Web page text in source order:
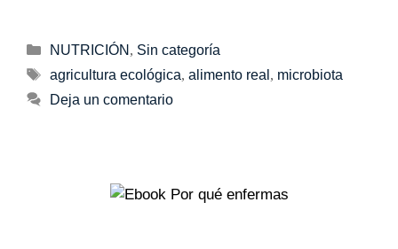
NUTRICIÓN , Sin categoría
agricultura ecológica, alimento real , microbiota
Deja un comentario